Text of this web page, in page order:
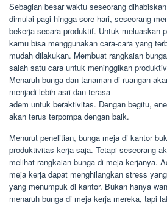
Sebagian besar waktu seseorang
dimulai pagi hingga sore hari, seseorang
bekerja secara produktif. Untuk meluaskan
kamu bisa menggunakan cara-cara yang
mudah dilakukan. Membuat rangkaian
salah satu cara untuk meninggikan
Menaruh bunga dan tanaman di ruangan
menjadi lebih asri dan terasa
adem untuk beraktivitas. Dengan begitu,
akan terus terpompa dengan baik.
Menurut penelitian, bunga meja di kantor
produktivitas kerja saja. Tetapi seseorang
melihat rangkaian bunga di meja kerjanya.
meja kerja dapat menghilangkan stress
yang menumpuk di kantor. Bukan hanya
menaruh bunga di meja kerja mereka, tapi